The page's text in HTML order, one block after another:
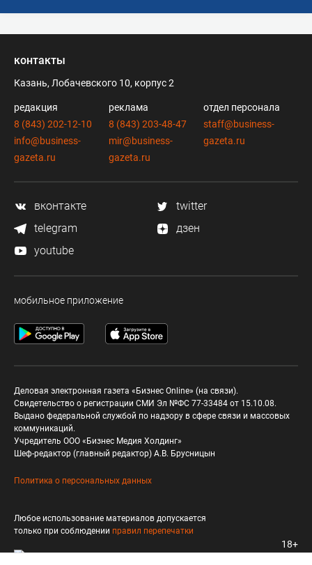
контакты
Казань, Лобачевского 10, корпус 2
редакция
8 (843) 202-12-10
info@business-
gazeta.ru
реклама
8 (843) 203-48-47
mir@business-
gazeta.ru
отдел персонала
staff@business-
gazeta.ru
вконтакте
twitter
telegram
дзен
youtube
мобильное приложение
Деловая электронная газета «Бизнес Online» (на связи).
Свидетельство о регистрации СМИ Эл №ФС 77-33484 от 15.10.08.
Выдано федеральной службой по надзору в сфере связи и массовых
коммуникаций.
Учредитель ООО «Бизнес Медия Холдинг»
Шеф-редактор (главный редактор) А.В. Брусницын
Политика о персональных данных
Любое использование материалов допускается
только при соблюдении правил перепечатки
18+